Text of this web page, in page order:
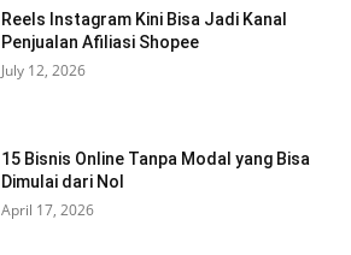
Reels Instagram Kini Bisa Jadi Kanal
Penjualan Afiliasi Shopee
July 12, 2026
15 Bisnis Online Tanpa Modal yang Bisa
Dimulai dari Nol
April 17, 2026